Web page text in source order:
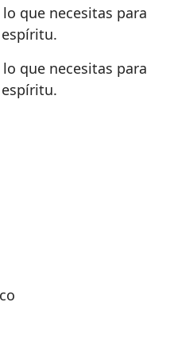
que necesitas para
que necesitas para